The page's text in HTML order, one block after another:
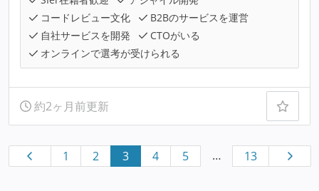
コードレビュー文化
B2Bのサービスを運営
自社サービスを開発
CTOがいる
オンラインで選考が受けられる
約2ヶ月前更新
1 2 3 4 5 … 13